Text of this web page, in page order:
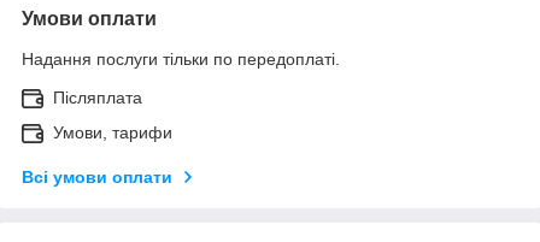
Умови оплати
Надання послуги тільки по передоплаті.
Післяплата
Умови, тарифи
Всі умови оплати